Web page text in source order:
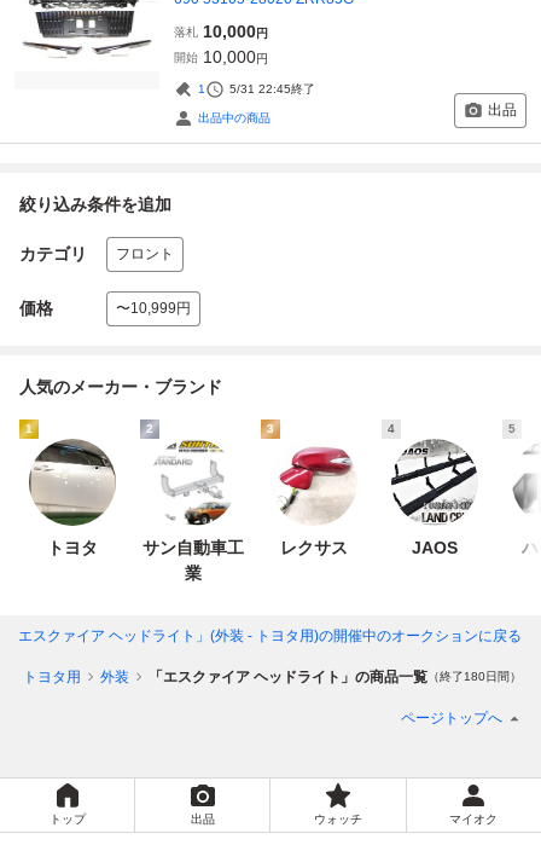
落札 10,000円
開始 10,000円
1 5/31 22:45終了
出品中の商品 出品
絞り込み条件を追加
カテゴリ フロント
価格 〜10,999円
人気のメーカー・ブランド
1
トヨタ
2
サン自動車工
業
3
レクサス
4
JAOS
5
「エスクァイア ヘッドライト」(外装 - トヨタ用)の開催中のオークションに戻る
トヨタ用 外装 「エスクァイア ヘッドライト」の商品一覧 （終了180日間）
ページトップへ
トップ 出品 ウォッチ マイオク